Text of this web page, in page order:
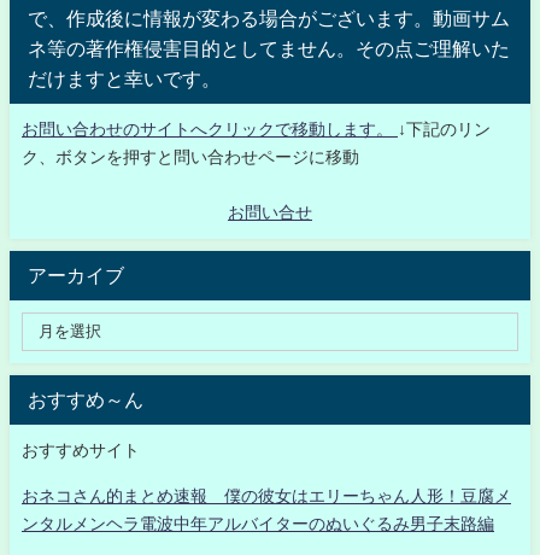
で、作成後に情報が変わる場合がございます。動画サム
ネ等の著作権侵害目的としてません。その点ご理解いた
だけますと幸いです。
お問い合わせのサイトへクリックで移動します。
↓下記のリン
ク、ボタンを押すと問い合わせページに移動
お問い合せ
アーカイブ
おすすめ～ん
おすすめサイト
おネコさん的まとめ速報 僕の彼女はエリーちゃん人形！豆腐メ
ンタルメンヘラ電波中年アルバイターのぬいぐるみ男子末路編